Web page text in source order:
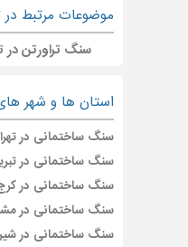
موضوعات مرتبط
سنگ تراورتن در
استان ها و شهر
سنگ ساختمانی در
سنگ ساختمانی در
سنگ ساختمانی در
سنگ ساختمانی در
سنگ ساختمانی در